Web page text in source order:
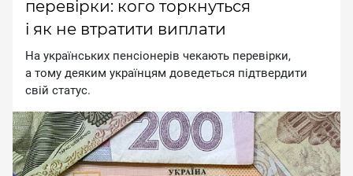
перевірки: кого торкнуться
і як не втратити виплати
На українських пенсіонерів чекають перевірки,
а тому деяким українцям доведеться підтвердити
свій статус.